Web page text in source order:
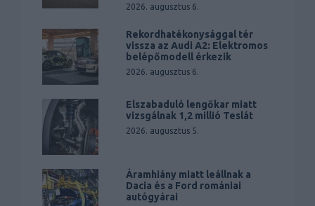
2026. augusztus 6.
Rekordhatékonysággal tér
vissza az Audi A2: Elektromos
belépőmodell érkezik
2026. augusztus 6.
Elszabaduló lengőkar miatt
vizsgálnak 1,2 millió Teslát
2026. augusztus 5.
Áramhiány miatt leállnak a
Dacia és a Ford romániai
autógyárai